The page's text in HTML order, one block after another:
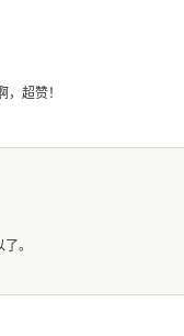
超赞！
。